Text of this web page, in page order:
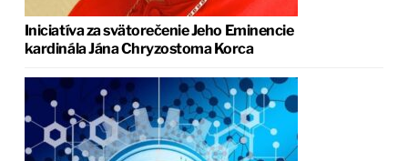
Iniciatíva za svätorečenie Jeho Eminencie
kardinála Jána Chryzostoma Korca